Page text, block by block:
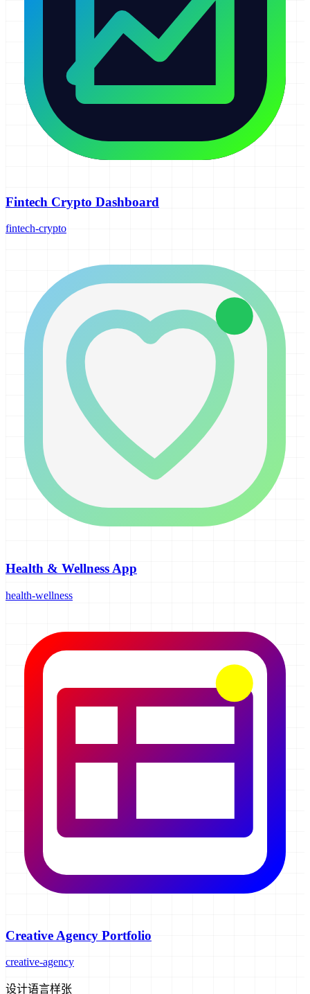
Fintech Crypto Dashboard
fintech-crypto
Health & Wellness App
health-wellness
Creative Agency Portfolio
creative-agency
设计语言样张